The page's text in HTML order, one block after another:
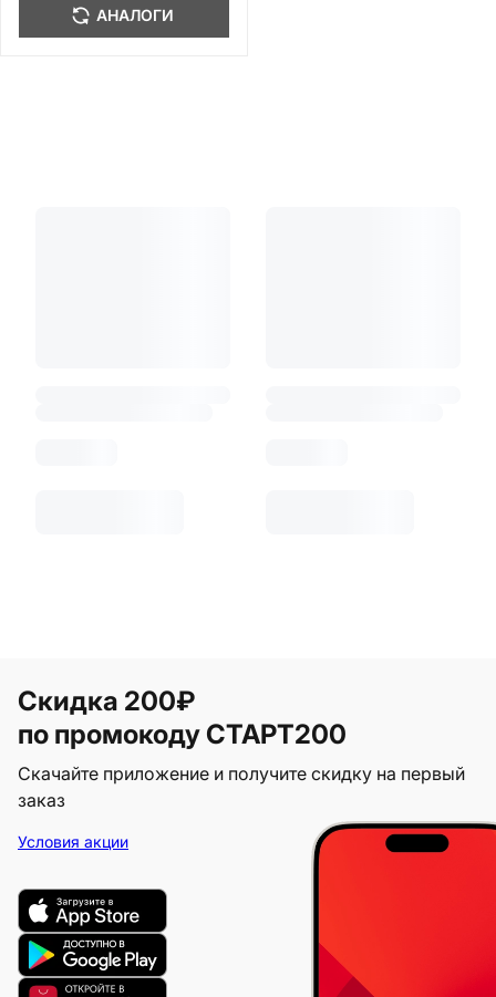
АНАЛОГИ
Скидка 200₽
по промокоду СТАРТ200
Скачайте приложение и получите скидку на первый
заказ
Условия акции